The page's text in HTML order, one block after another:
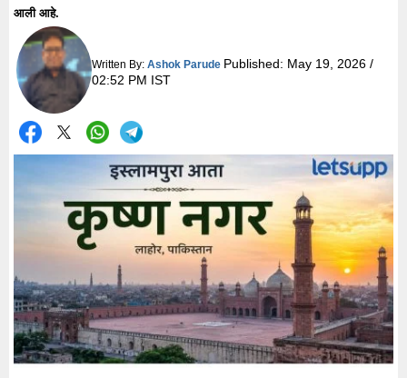
आली आहे.
Written By: Ashok Parude Published: May 19, 2026 /
02:52 PM IST